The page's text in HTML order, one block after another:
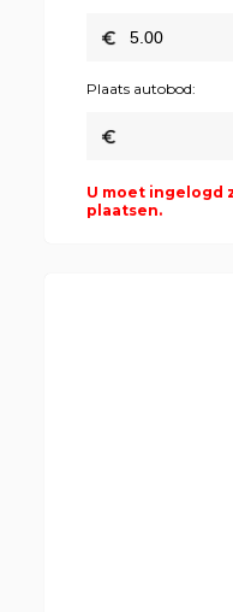
Plaats autobod:
U moet ingelogd
plaatsen.